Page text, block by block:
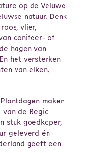
op de Veluwe
natuur. Denk
vlier,
conifeer- of
hagen van
het versterken
van eiken,
maken
de Regio
stuk goedkoper,
geleverd én
geeft een